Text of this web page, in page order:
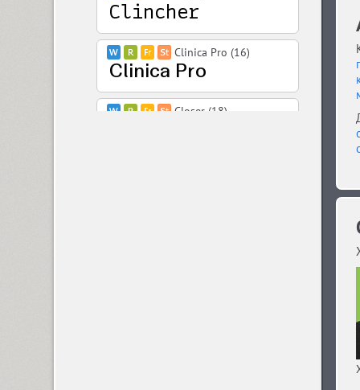
Clinica Pro (16)
Closer (18)